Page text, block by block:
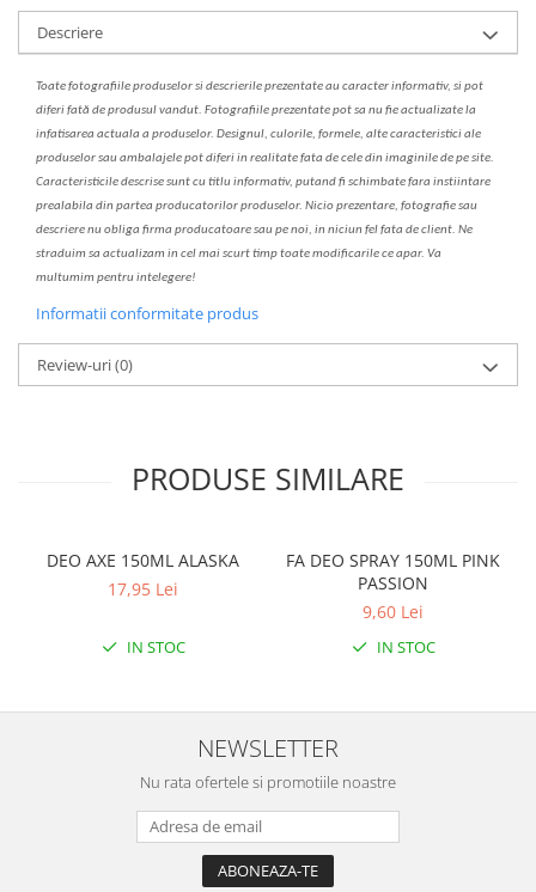
Descriere
Toate fotografiile produselorsidescrierileprezentate au caracter informativ, si pot
diferi fată de produsul vandut. Fotografiile prezentate pot sa nu fie actualizate la
infatisarea actuala a produselor. Designul, culorile, formele, alte caracteristici ale
produselor sau ambalajele pot diferi in realitate fata de cele din imaginile de pe site.
Caracteristicile descrise sunt cu titlu informativ, putand fi schimbate fara instiintare
prealabila din partea producatorilor produselor. Nicio prezentare, fotografie sau
descriere nu obliga firma producatoare sau pe noi, in niciun fel fata de client. Ne
straduim sa actualizam in cel mai scurt timp toate modificarile ce apar. Va
multumim pentru intelegere!
Informatii conformitate produs
Review-uri(0)
PRODUSE SIMILARE
DEO AXE 150ML ALASKA
17,95 Lei
IN STOC
FA DEO SPRAY 150ML PINK
PASSION
9,60 Lei
IN STOC
NEWSLETTER
Nu rata ofertele si promotiile noastre